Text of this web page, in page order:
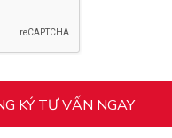
KÝ TƯ VẤN NGAY